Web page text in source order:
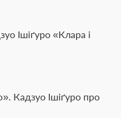
Ішіґуро «Клара і
Кадзуо Ішіґуро про